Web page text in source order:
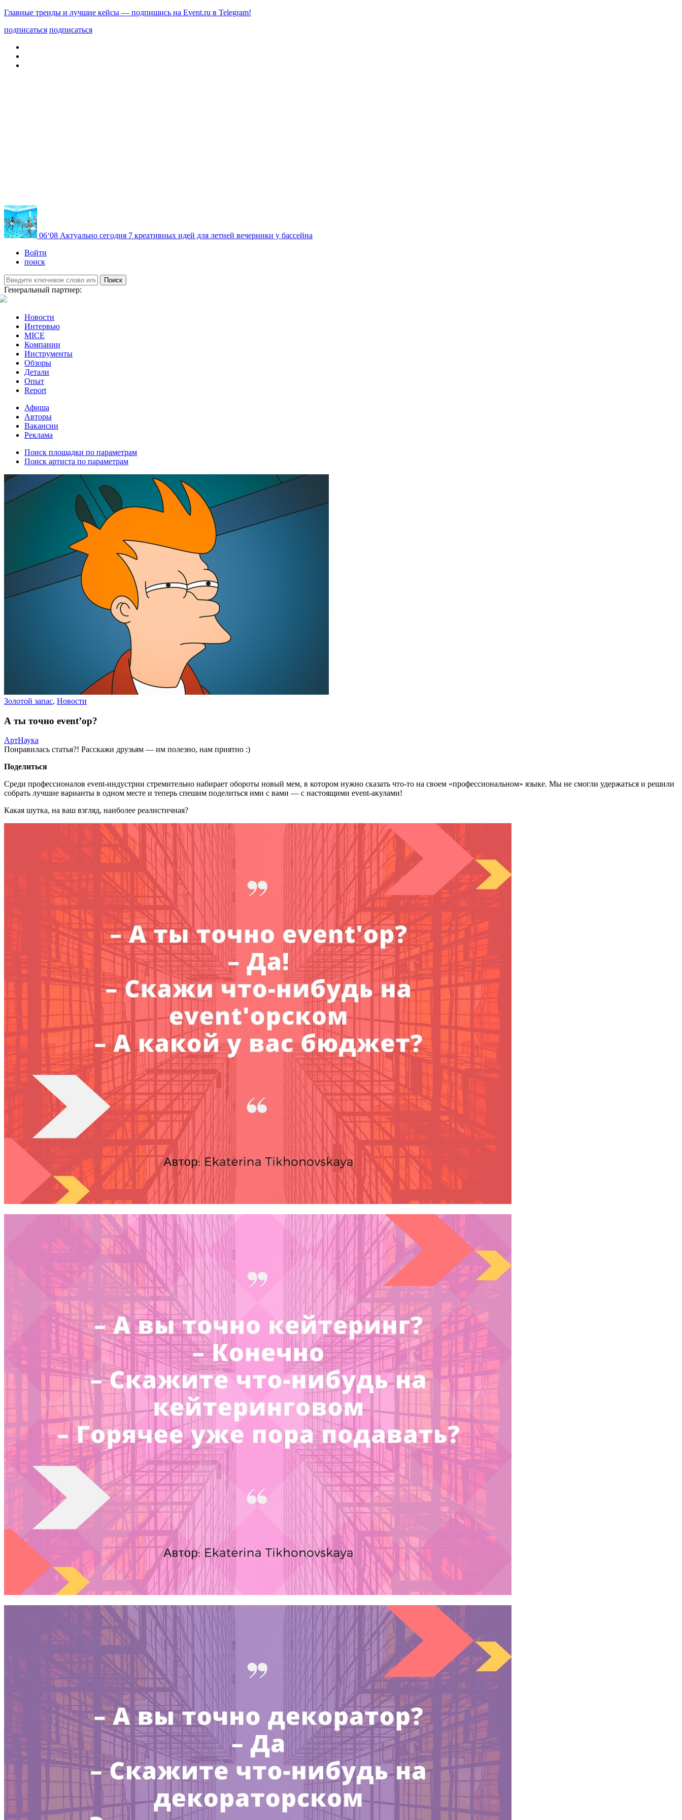
Главные тренды и лучшие кейсы — подпишись на Event.ru в Telegram!
подписаться подписаться
06‘08 Актуально сегодня 7 креативных идей для летней вечеринки у бассейна
Войти
поиск
Поиск
Генеральный партнер:
Новости
Интервью
MICE
Компании
Инструменты
Обзоры
Детали
Опыт
Report
Афиша
Авторы
Вакансии
Реклама
Поиск площадки по параметрам
Поиск артиста по параметрам
Золотой запас, Новости
А ты точно event’ор?
АртНаука
Понравилась статья?! Расскажи друзьям — им полезно, нам приятно :)
Поделиться
Среди профессионалов event-индустрии стремительно набирает обороты новый мем, в котором нужно сказать что-то на своем «профессиональном» языке. Мы не смогли удержаться и решили
собрать лучшие варианты в одном месте и теперь спешим поделиться ими с вами — с настоящими event-акулами!
Какая шутка, на ваш взгляд, наиболее реалистичная?